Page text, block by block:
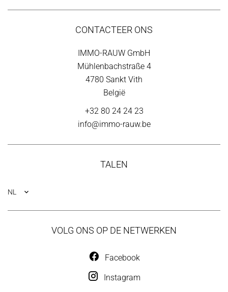
CONTACTEER ONS
IMMO-RAUW GmbH
Mühlenbachstraße 4
4780 Sankt Vith
België
+32 80 24 24 23
info@immo-rauw.be
TALEN
NL
VOLG ONS OP DE NETWERKEN
Facebook
Instagram